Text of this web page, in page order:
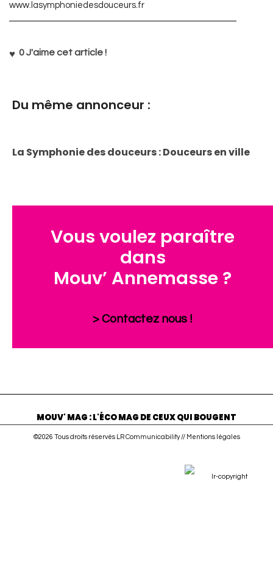
www.lasymphoniedesdouceurs.fr
0J'aime cet article !
Du même annonceur :
La Symphonie des douceurs : Douceurs en ville
Vous voulez paraître
dans
Mouv’ Annemasse ?
> Contactez nous !
MOUV' MAG : L'ÉCO MAG DE CEUX QUI BOUGENT
©2026 Tous droits réservés LR Communicability // Mentions légales